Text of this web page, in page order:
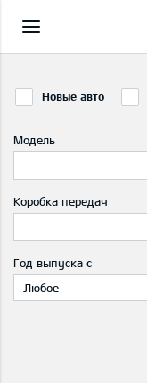
Новые авто
Модель
Коробка передач
Год выпуска с
Любое